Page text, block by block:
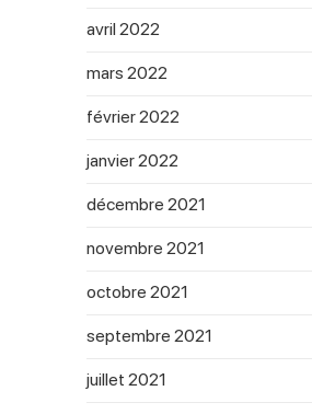
avril 2022
mars 2022
février 2022
janvier 2022
décembre 2021
novembre 2021
octobre 2021
septembre 2021
juillet 2021